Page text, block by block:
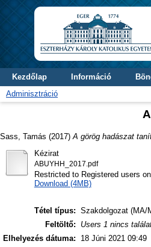
Kezdőlap Információ
Adminisztráció
Sass, Tamás (2017) A görög hadászat
Kézirat
ABUYHH_2017.pdf
Restricted to Registered users
Download (4MB)
Tétel típus: Szakdolgozat (MA/
Feltöltő:
Users 1 nincs
Elhelyezés dátuma:
18 Júni 2021 09:49